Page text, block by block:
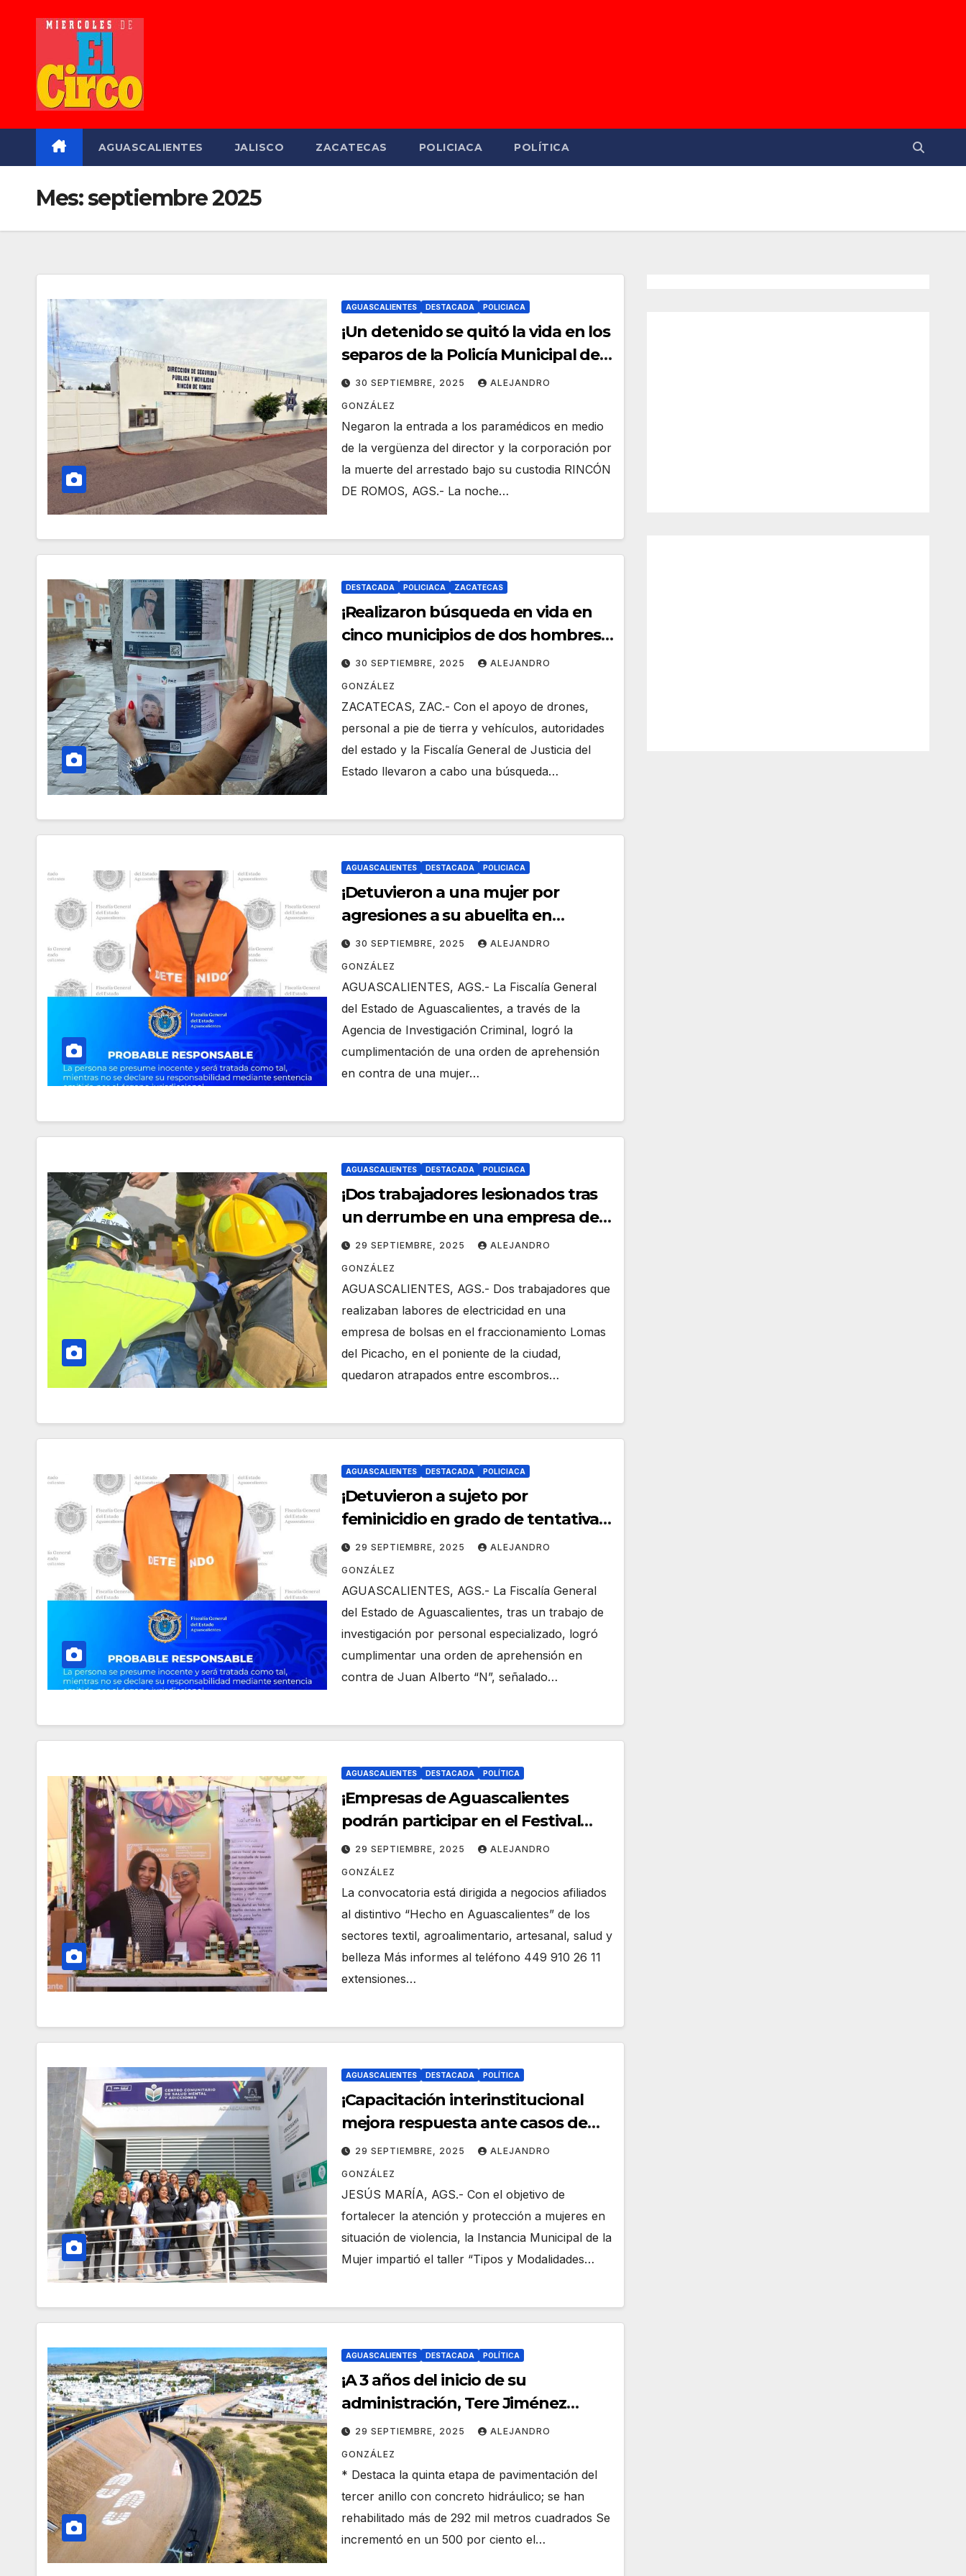
AGUASCALIENTES JALISCO ZACATECAS POLICIACA POLÍTICA
Mes:septiembre 2025
AGUASCALIENTES DESTACADA POLICIACA
¡Un detenido se quitó la vida en los
separos de la Policía Municipal de
Rincón de Romos!
30 SEPTIEMBRE, 2025 ALEJANDRO
GONZÁLEZ
Negaron la entrada a los paramédicos en medio
de la vergüenza del director y la corporación por
la muerte del arrestado bajo su custodia RINCÓN
DE ROMOS, AGS.- La noche…
DESTACADA POLICIACA ZACATECAS
¡Realizaron búsqueda en vida en
cinco municipios de dos hombres
desaparecidos!
30 SEPTIEMBRE, 2025 ALEJANDRO
GONZÁLEZ
ZACATECAS, ZAC.- Con el apoyo de drones,
personal a pie de tierra y vehículos, autoridades
del estado y la Fiscalía General de Justicia del
Estado llevaron a cabo una búsqueda…
AGUASCALIENTES DESTACADA POLICIACA
¡Detuvieron a una mujer por
agresiones a su abuelita en
V.N.S.A.!
30 SEPTIEMBRE, 2025 ALEJANDRO
GONZÁLEZ
AGUASCALIENTES, AGS.- La Fiscalía General
del Estado de Aguascalientes, a través de la
Agencia de Investigación Criminal, logró la
cumplimentación de una orden de aprehensión
en contra de una mujer…
AGUASCALIENTES DESTACADA POLICIACA
¡Dos trabajadores lesionados tras
un derrumbe en una empresa de
bolsas en Lomas del Picacho!
29 SEPTIEMBRE, 2025 ALEJANDRO
GONZÁLEZ
AGUASCALIENTES, AGS.- Dos trabajadores que
realizaban labores de electricidad en una
empresa de bolsas en el fraccionamiento Lomas
del Picacho, en el poniente de la ciudad,
quedaron atrapados entre escombros…
AGUASCALIENTES DESTACADA POLICIACA
¡Detuvieron a sujeto por
feminicidio en grado de tentativa
en agravio de su pareja!
29 SEPTIEMBRE, 2025 ALEJANDRO
GONZÁLEZ
AGUASCALIENTES, AGS.- La Fiscalía General
del Estado de Aguascalientes, tras un trabajo de
investigación por personal especializado, logró
cumplimentar una orden de aprehensión en
contra de Juan Alberto “N”, señalado…
AGUASCALIENTES DESTACADA POLÍTICA
¡Empresas de Aguascalientes
podrán participar en el Festival
Cultural de Calaveras; tienen hasta
el 3 de octubre para registrarse!
29 SEPTIEMBRE, 2025 ALEJANDRO
GONZÁLEZ
La convocatoria está dirigida a negocios afiliados
al distintivo “Hecho en Aguascalientes” de los
sectores textil, agroalimentario, artesanal, salud y
belleza Más informes al teléfono 449 910 26 11
extensiones…
AGUASCALIENTES DESTACADA POLÍTICA
¡Capacitación interinstitucional
mejora respuesta ante casos de
violencia hacia la mujer!
29 SEPTIEMBRE, 2025 ALEJANDRO
GONZÁLEZ
JESÚS MARÍA, AGS.- Con el objetivo de
fortalecer la atención y protección a mujeres en
situación de violencia, la Instancia Municipal de la
Mujer impartió el taller “Tipos y Modalidades…
AGUASCALIENTES DESTACADA POLÍTICA
¡A 3 años del inicio de su
administración, Tere Jiménez
moderniza y transforma
Aguascalientes con obras que
impulsan el desarrollo!
29 SEPTIEMBRE, 2025 ALEJANDRO
GONZÁLEZ
* Destaca la quinta etapa de pavimentación del
tercer anillo con concreto hidráulico; se han
rehabilitado más de 292 mil metros cuadrados Se
incrementó en un 500 por ciento el…